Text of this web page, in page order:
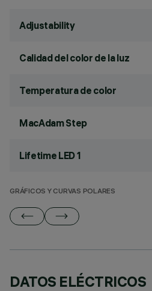
Adjustability
Calidad del color de la luz
Temperatura de color
MacAdam Step
Lifetime LED 1
GRÁFICOS Y CURVAS POLARES
DATOS ELÉCTRICOS